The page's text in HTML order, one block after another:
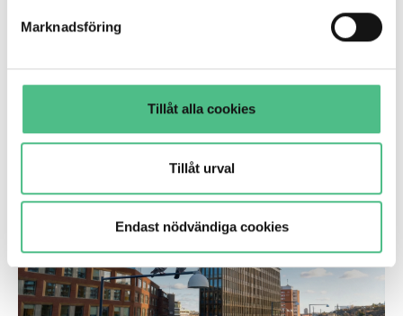
Marknadsföring
Tillåt alla cookies
Tillåt urval
Endast nödvändiga cookies
Conciergetjänster och bemannad reception
Rabatt på A house eventlokaler över hela Stockholm